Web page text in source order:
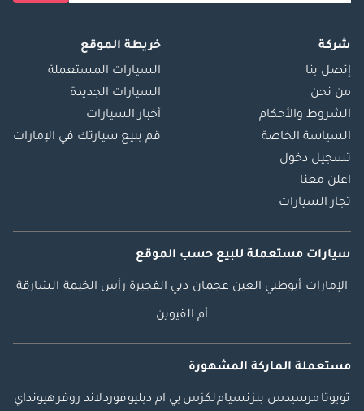
شركة
إتصل بنا
من نحن
الشروط والأحكام
السياسة الخاصة
تسجيل دخول
اعلن معنا
تجار السيارات
خريطة الموقع
السيارات المستعملة
السيارات الجديدة
أخبار السيارات
قم ببيع سيارتك في الإمارات
سيارات مستعملة للبيع حسب الموقع
الإمارات أبوظبي العين عجمان دبي الفجيرة رأس الخيمة الشارقة
أم القيوين
مستعملة الماركة المشهورة
تويوتا مرسيدس بنزنسياملكزس بي ام دبليوفوردلاند روفرهيونداي